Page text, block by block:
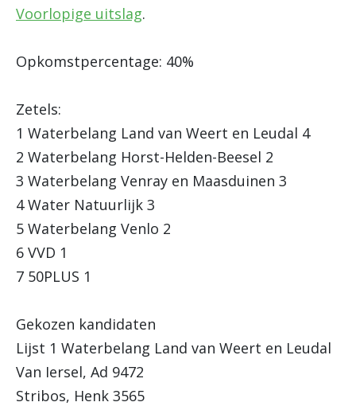
Voorlopige uitslag.
Opkomstpercentage: 40%
Zetels:
1 Waterbelang Land van Weert en Leudal 4
2 Waterbelang Horst-Helden-Beesel 2
3 Waterbelang Venray en Maasduinen 3
4 Water Natuurlijk 3
5 Waterbelang Venlo 2
6 VVD 1
7 50PLUS 1
Gekozen kandidaten
Lijst 1 Waterbelang Land van Weert en Leudal
Van Iersel, Ad 9472
Stribos, Henk 3565